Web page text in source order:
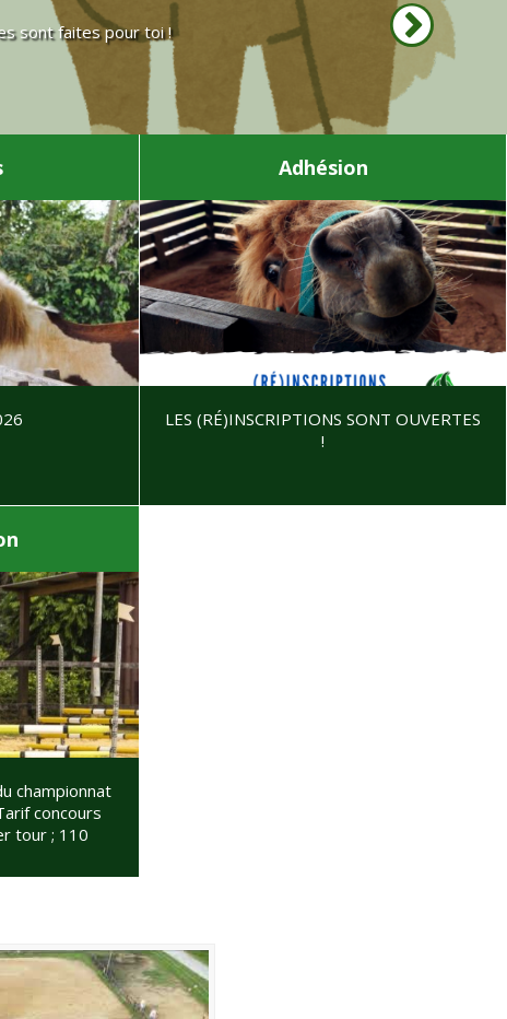
sont faites pour toi !
Adhésion
LES (RÉ)INSCRIPTIONS SONT OUVERTES
!
championnat
tour ; 110